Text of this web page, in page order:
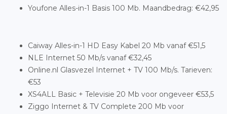
Youfone Alles-in-1 Basis 100 Mb. Maandbedrag: €42,95
Caiway Alles-in-1 HD Easy Kabel 20 Mb vanaf €51,5
NLE Internet 50 Mb/s vanaf €32,45
Online.nl Glasvezel Internet + TV 100 Mb/s. Tarieven:
€53
XS4ALL Basic + Televisie 20 Mb voor ongeveer €53,5
Ziggo Internet & TV Complete 200 Mb voor